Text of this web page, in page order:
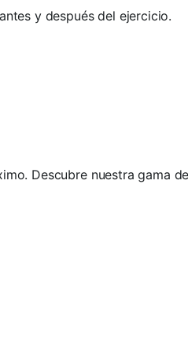
y después del ejercicio.
Descubre nuestra gama